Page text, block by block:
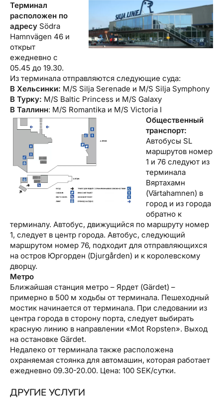
Терминал
расположен по
адресу Södra
Hamnvägen 46 и
открыт
ежедневно с
05.45 до 19.30.
Из терминала отправляются следующие суда:
В Хельсинки: M/S Silja Serenade и M/S Silja Symphony
В Турку: M/S Baltic Princess и M/S Galaxy
В Таллинн: M/S Romantika и M/S Victoria I
Общественный
транспорт:
Автобусы SL
маршрутов номер
1 и 76 следуют из
терминала
Вяртахамн
(Värtahamnen) в
город и из города
обратно к
терминалу. Автобус, движущийся по маршруту номер
1, следует в центр города. Автобус, следующий
маршрутом номер 76, подходит для отправляющихся
на остров Юргорден (Djurgården) и к королевскому
дворцу.
Метро
Ближайшая станция метро – Ярдет (Gärdet) –
примерно в 500 м ходьбы от терминала. Пешеходный
мостик начинается от терминала. При следовании из
центра города в сторону порта, следует выбирать
красную линию в направлении «Mot Ropsten». Выход
на остановке Gärdet.
Недалеко от терминала также расположена
охраняемая стоянка для автомашин, которая работает
ежедневно 09.30-20.00. Цена: 100 SEK/сутки.
ДРУГИЕ УСЛУГИ